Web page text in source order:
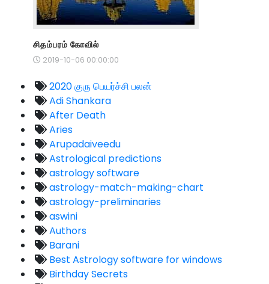
சிதம்பரம் கோவில்
2019-10-06 00:00:00
2020 குரு பெயர்ச்சி பலன்
Adi Shankara
After Death
Aries
Arupadaiveedu
Astrological predictions
astrology software
astrology-match-making-chart
astrology-preliminaries
aswini
Authors
Barani
Best Astrology software for windows
Birthday Secrets